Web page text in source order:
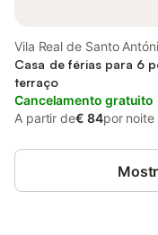
Vila Real de Santo
Faro
Casa de férias para 6
terraço
Cancelamento gratuito
A partir de€ 84por noite